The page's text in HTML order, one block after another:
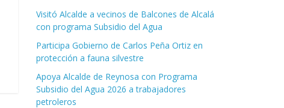
Visitó Alcalde a vecinos de Balcones de Alcalá
con programa Subsidio del Agua
Participa Gobierno de Carlos Peña Ortiz en
protección a fauna silvestre
Apoya Alcalde de Reynosa con Programa
Subsidio del Agua 2026 a trabajadores
petroleros